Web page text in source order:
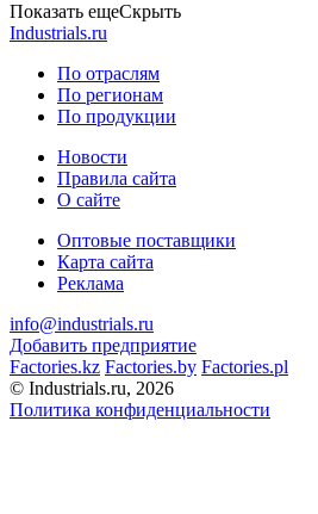
Показать ещеСкрыть
Industrials.ru
По отраслям
По регионам
По продукции
Новости
Правила сайта
О сайте
Оптовые поставщики
Карта сайта
Реклама
info@industrials.ru
Добавить предприятие
Factories.kz Factories.by Factories.pl
© Industrials.ru, 2026
Политика конфиденциальности